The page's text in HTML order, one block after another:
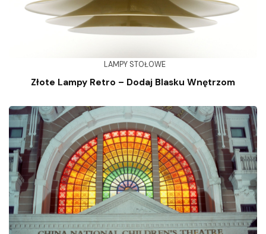
LAMPY STOŁOWE
Złote Lampy Retro – Dodaj Blasku Wnętrzom